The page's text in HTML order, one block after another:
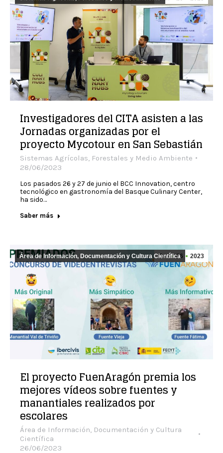
Investigadores del CITA asisten a las
Jornadas organizadas por el
proyecto Mycotour en San Sebastián
Sistemas Agrícolas, Forestales y Medio Ambiente
28/06/2023
Los pasados 26 y 27 de junio el BCC Innovation, centro
tecnológico en gastronomía del Basque Culinary Center,
ha sido…
Saber más
Jun 26 2023
Área de Información, Documentación y Cultura Científica
El proyecto FuenAragón premia los
mejores vídeos sobre fuentes y
manantiales realizados por
escolares
Área de Información, Documentación y Cultura
Científica
26/06/2023